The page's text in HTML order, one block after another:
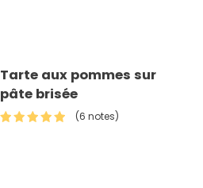
Tarte aux pommes sur
pâte brisée
(6 notes)